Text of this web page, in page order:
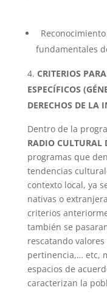
fundamentales
CRITERIOS
ESPECÍFICOS
DERECHOS DE LA
Dentro de la
RADIO CULTURAL
programas que
tendencias
contexto local, ya
nativas o
criterios
también se
rescatando
pertinencia,… etc,
espacios de
caracterizan la